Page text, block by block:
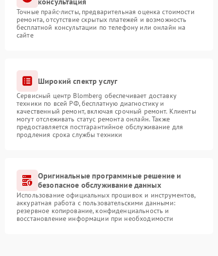
Точные прайс-листы, предварительная оценка стоимости
ремонта, отсутствие скрытых платежей и возможность
бесплатной консультации по телефону или онлайн на
сайте
Широкий спектр услуг
Сервисный центр Blomberg обеспечивает доставку
техники по всей РФ, бесплатную диагностику и
качественный ремонт, включая срочный ремонт. Клиенты
могут отслеживать статус ремонта онлайн. Также
предоставляется постгарантийное обслуживание для
продления срока службы техники
Оригинальные программные решение и
безопасное обслуживание данных
Использование официальных прошивок и инструментов,
аккуратная работа с пользовательскими данными:
резервное копирование, конфиденциальность и
восстановление информации при необходимости